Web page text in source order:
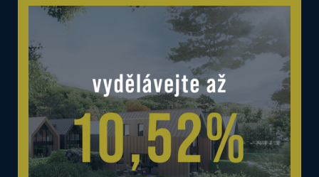
Souhlas se zpracováním osobních
Souhlasím se zasíláním informací
osobních údajů